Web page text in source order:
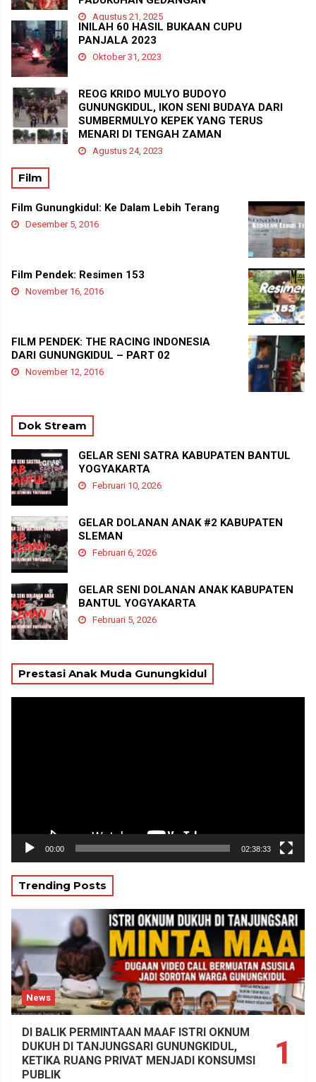
Agustus 21, 2025
INILAH 60 HASIL BUKAAN CUPU
PANJALA 2023
Oktober 31, 2023
REOG KRIDO MULYO BUDOYO
GUNUNGKIDUL, IKON SENI BUDAYA DARI
SUMBERMULYO KEPEK YANG TERUS
MENARI DI TENGAH ZAMAN
Agustus 24, 2023
Film
Film Gunungkidul: Ke Dalam Lebih Terang
Desember 5, 2016
Film Pendek: Resimen 153
November 16, 2016
FILM PENDEK: THE RACING INDONESIA
DARI GUNUNGKIDUL – PART 02
November 12, 2016
Dok Stream
GELAR SENI SATRA KABUPATEN BANTUL
YOGYAKARTA
Februari 10, 2026
GELAR DOLANAN ANAK #2 KABUPATEN
SLEMAN
Februari 6, 2026
GELAR SENI DOLANAN ANAK KABUPATEN
BANTUL YOGYAKARTA
Februari 5, 2026
Prestasi Anak Muda Gunungkidul
00:00 02:38:33
Trending Posts
News
1
DI BALIK PERMINTAAN MAAF ISTRI OKNUM
DUKUH DI TANJUNGSARI GUNUNGKIDUL,
KETIKA RUANG PRIVAT MENJADI KONSUMSI
PUBLIK